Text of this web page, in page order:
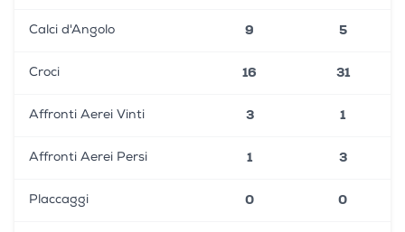
Calci d'Angolo 9 5
Croci 16 31
Affronti Aerei Vinti 3 1
Affronti Aerei Persi 1 3
Placcaggi 0 0